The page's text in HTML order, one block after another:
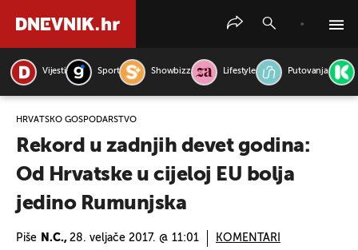
Vijesti Sport Showbizz Lifestyle Putovanja
HRVATSKO GOSPODARSTVO
Rekord u zadnjih devet godina:
Od Hrvatske u cijeloj EU bolja
jedino Rumunjska
Piše N.C., 28. veljače 2017. @ 11:01 KOMENTARI
PRETRAŽITE VIJESTI